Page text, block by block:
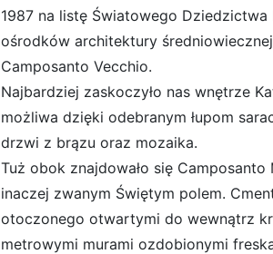
1987 na listę Światowego Dziedzictwa
ośrodków architektury
Camposanto Vecchio.
Najbardziej zaskoczyło nas wnętrze
możliwa dzięki odebranym łupom
drzwi z brązu oraz mozaika.
Tuż obok znajdowało się
inaczej zwanym Świętym polem.
otoczonego otwartymi do wewnątrz
metrowymi murami ozdobionymi